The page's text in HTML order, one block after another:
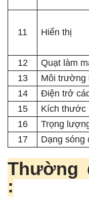
11 Hiển thị
12
Quạt làm
13
Môi trường
14
Điện trở
15
Kích thước
16
Trọng
17
Dạng sóng
Thường
: